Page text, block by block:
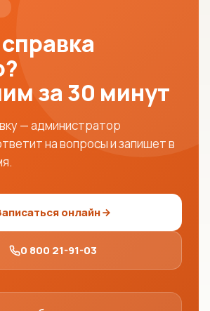
за 30 минут
— администратор
на вопросы и запишет в
онлайн
0 800 21-91-03